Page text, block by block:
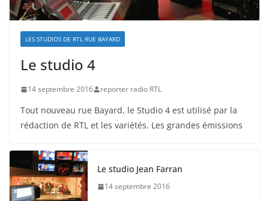
LES STUDIOS DE RTL RUE BAYARD
Le studio 4
14 septembre 2016 reporter radio RTL
Tout nouveau rue Bayard, le Studio 4 est utilisé par la
rédaction de RTL et les variétés. Les grandes émissions
Le studio Jean Farran
14 septembre 2016